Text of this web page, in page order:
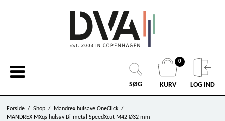
SØG
0
KURV LOG IND
Forside / Shop / Mandrex hulsave OneClick /
MANDREX MXqs hulsav Bi-metal SpeedXcut M42 Ø32 mm